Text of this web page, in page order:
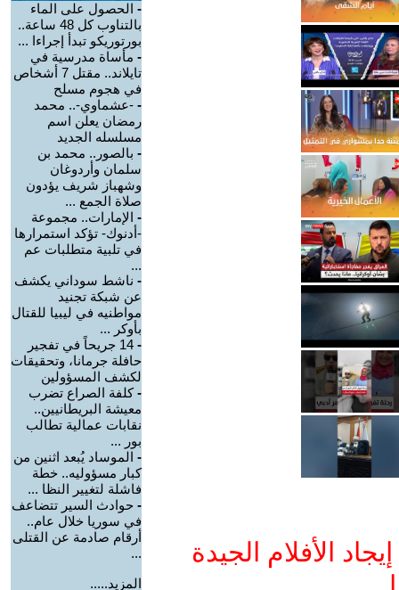
الأفلام الجيدة
- الحصول على الماء
بالتناوب كل 48 ساعة..
بورتوريكو تبدأ إجراءا ...
- مأساة مدرسية في
تايلاند.. مقتل 7 أشخاص
في هجوم مسلح
- -عشماوي-.. محمد
رمضان يعلن اسم
مسلسله الجديد
- بالصور.. محمد بن
سلمان وأردوغان
وشهباز شريف يؤدون
صلاة الجمع ...
- الإمارات.. مجموعة
-أدنوك- تؤكد استمرارها
في تلبية متطلبات عم
...
- ناشط سوداني يكشف
عن شبكة تجنيد
مواطنيه في ليبيا للقتال
بأوكر ...
-
14 جريحاً في تفجير
حافلة جرمانا، وتحقيقات
لكشف المسؤولين
-كلفة الصراع تضرب
معيشة البريطانيين..
نقابات عمالية تطالب
بور ...
- الموساد يُبعد اثنين من
كبار مسؤوليه.. خطة
فاشلة لتغيير النظا ...
- حوادث السير تتضاعف
في سوريا خلال عام..
أرقام صادمة عن القتلى
...
المزيد.....